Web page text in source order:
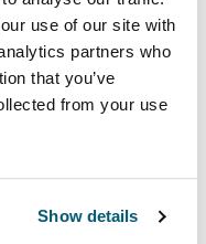
use of our site with
partners who
that you’ve
from your use
Show details
aux impacts,
et un design